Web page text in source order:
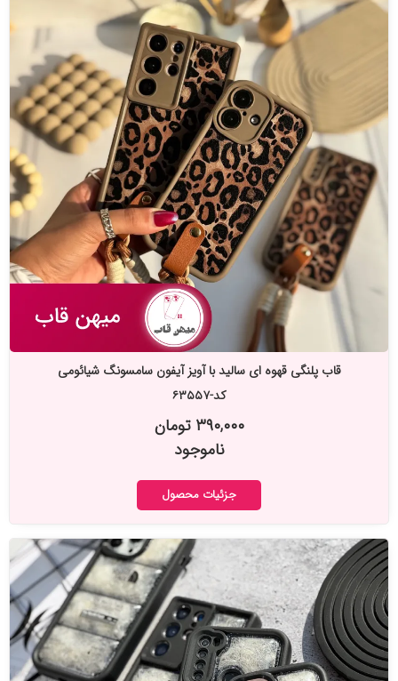
قاب پلنگی قهوه ای سالید با آویز آیفون سامسونگ شیائومی
کد-۶۳۵۵۷
۳۹۰,۰۰۰ تومان
ناموجود
جزئیات محصول